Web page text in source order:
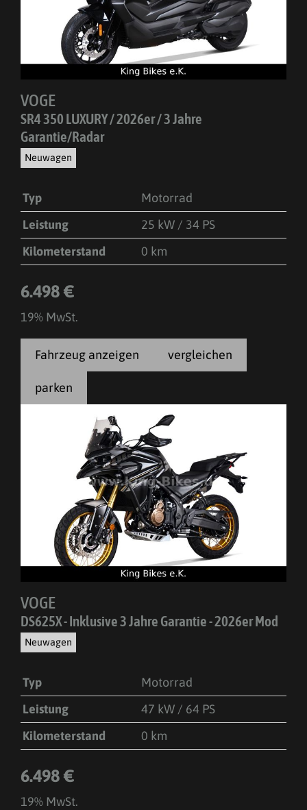
VOGE
SR4 350 LUXURY / 2026er / 3 Jahre
Garantie/Radar
Neuwagen
Typ
Motorrad
Leistung
25 kW / 34 PS
Kilometerstand
0 km
6.498 €
19% MwSt.
Fahrzeug anzeigen vergleichen
parken
VOGE
DS625X - Inklusive 3 Jahre Garantie - 2026er Mod
Neuwagen
Typ
Motorrad
Leistung
47 kW / 64 PS
Kilometerstand
0 km
6.498 €
19% MwSt.